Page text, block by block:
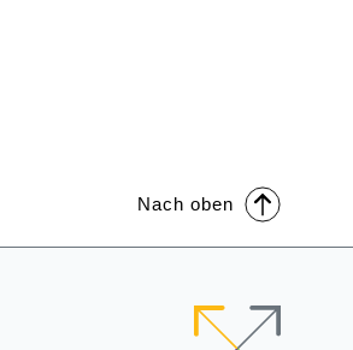
Nach oben